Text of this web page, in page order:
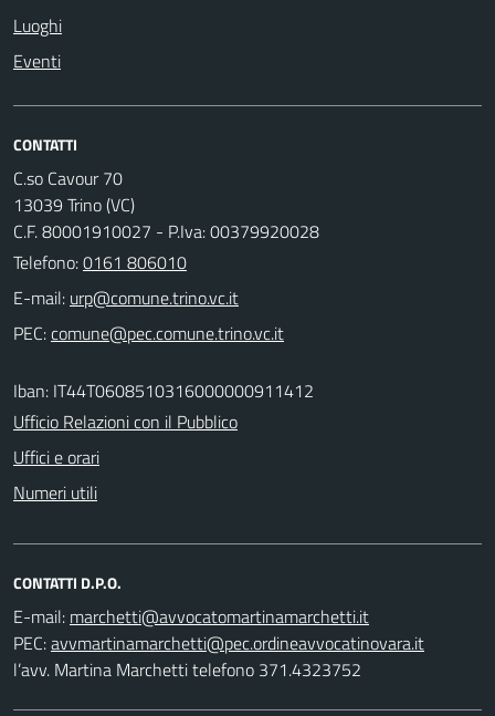
Luoghi
Eventi
CONTATTI
C.so Cavour 70
13039 Trino (VC)
C.F. 80001910027 - P.Iva: 00379920028
Telefono:0161 806010
E-mail:
PEC:
Iban: IT44T0608510316000000911412
Ufficio Relazioni con il Pubblico
Uffici e orari
Numeri utili
CONTATTI D.P.O.
E-mail:
PEC:
l’avv. Martina Marchetti telefono 371.4323752